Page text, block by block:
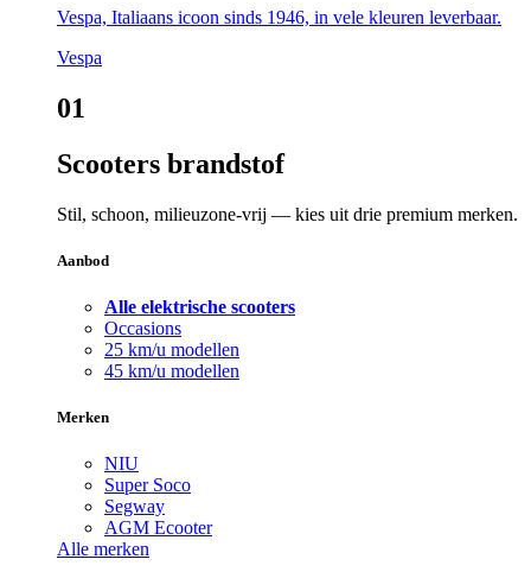
Vespa, Italiaans icoon sinds 1946, in vele kleuren leverbaar.
Vespa
01
Scooters brandstof
Stil, schoon, milieuzone-vrij — kies uit drie premium merken.
Aanbod
Alle elektrische scooters
Occasions
25 km/u modellen
45 km/u modellen
Merken
NIU
Super Soco
Segway
AGM Ecooter
Alle merken